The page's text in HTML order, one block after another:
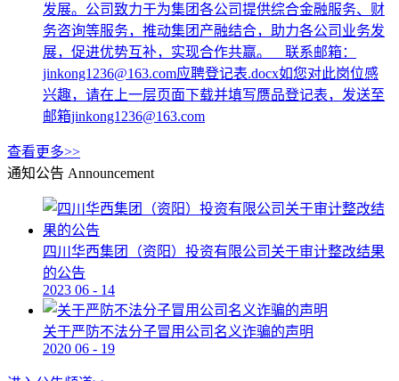
发展。公司致力于为集团各公司提供综合金融服务、财
务咨询等服务，推动集团产融结合，助力各公司业务发
展，促进优势互补，实现合作共赢。 联系邮箱：
jinkong1236@163.com应聘登记表.docx如您对此岗位感
兴趣，请在上一层页面下载并填写赝品登记表，发送至
邮箱jinkong1236@163.com
查看更多>>
通知公告 Announcement
四川华西集团（资阳）投资有限公司关于审计整改结果
的公告
2023 06 - 14
关于严防不法分子冒用公司名义诈骗的声明
2020 06 - 19